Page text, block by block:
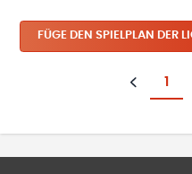
FÜGE DEN SPIELPLAN DER
Zurück
1